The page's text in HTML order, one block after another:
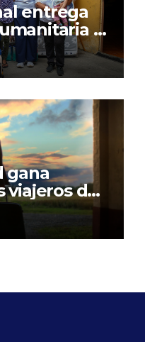
entrega
y
Lara a
de
gana
viajeros de